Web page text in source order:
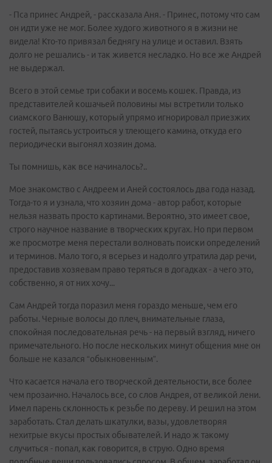
- Пса принес Андрей, - рассказала Аня. - Принес, потому что сам
он идти уже не мог. Более худого животного я в жизни не
видела! Кто-то привязал беднягу на улице и оставил. Взять
долго не решались - и так живется несладко. Но все же Андрей
не выдержал.
Всего в этой семье три собаки и восемь кошек. Правда, из
представителей кошачьей половины мы встретили только
сиамского Ванюшу, который упрямо игнорировал приезжих
гостей, пытаясь устроиться у тлеющего камина, откуда его
периодически выгонял хозяин дома.
Ты помнишь, как все начиналось?..
Мое знакомство с Андреем и Аней состоялось два года назад.
Тогда-то я и узнала, что хозяин дома - автор работ, которые
нельзя назвать просто картинами. Вероятно, это имеет свое,
строго научное название в творческих кругах. Но при первом
же просмотре меня перестали волновать поиски определений
и терминов. Мало того, я всерьез и надолго утратила дар речи,
предоставив хозяевам право теряться в догадках - а чего это,
собственно, я от них хочу...
Сам Андрей тогда поразил меня гораздо меньше, чем его
работы. Черные волосы до плеч, внимательные глаза,
спокойная последовательная речь - на первый взгляд, ничего
примечательного. Но после нескольких минут общения мне он
больше не казался “обыкновенным”.
Что касается начала его творческой деятельности, все более
чем прозаично. Началось все, со слов Андрея, от великой лени.
Имел парень склонность к резьбе по дереву. И решил на этом
заработать. Стал делать шкатулки, вазы, удовлетворяя
нехитрые вкусы простых обывателей. И надо ж такому
случиться - попал, как говорится, в струю. Одно время